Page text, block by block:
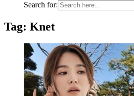
Search for:
Tag: Knet